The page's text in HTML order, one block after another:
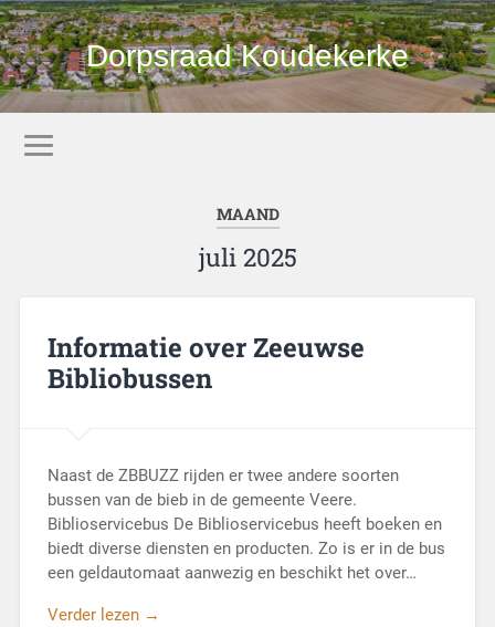
Dorpsraad Koudekerke
MAAND
juli 2025
Informatie over Zeeuwse
Bibliobussen
Naast de ZBBUZZ rijden er twee andere soorten
bussen van de bieb in de gemeente Veere.
Biblioservicebus De Biblioservicebus heeft boeken en
biedt diverse diensten en producten. Zo is er in de bus
een geldautomaat aanwezig en beschikt het over…
Verder lezen →